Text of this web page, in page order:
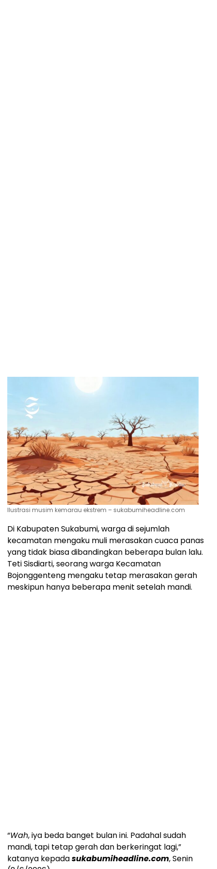
Ilustrasi musim kemarau ekstrem – sukabumiheadline.com
Di Kabupaten Sukabumi, warga di sejumlah
kecamatan mengaku muli merasakan cuaca panas
yang tidak biasa dibandingkan beberapa bulan lalu.
Teti Sisdiarti, seorang warga Kecamatan
Bojonggenteng mengaku tetap merasakan gerah
meskipun hanya beberapa menit setelah mandi.
“Wah, iya beda banget bulan ini. Padahal sudah
mandi, tapi tetap gerah dan berkeringat lagi,”
katanya kepadasukabumiheadline.com, Senin